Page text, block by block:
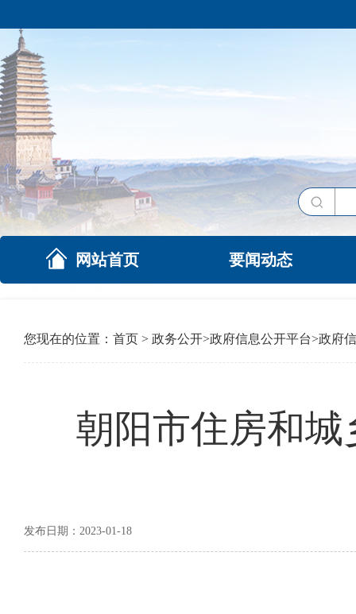
网站首页 要闻动态
您现在的位置： 首页 > 政务公开>政府信息公开平台>政府
朝阳市住房和城
发布日期：2023-01-18